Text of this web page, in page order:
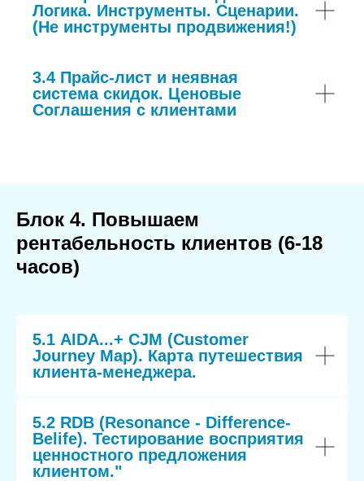
Логика. Инструменты. Сценарии.
(Не инструменты продвижения!)
3.4 Прайс-лист и неявная
система скидок. Ценовые
Соглашения с клиентами
Блок 4. Повышаем
рентабельность клиентов (6-18
часов)
5.1 AIDA...+ CJM (Customer
Journey Map). Карта путешествия
клиента-менеджера.
5.2 RDB (Resonance - Difference-
Belife). Тестирование восприятия
ценностного предложения
клиентом."